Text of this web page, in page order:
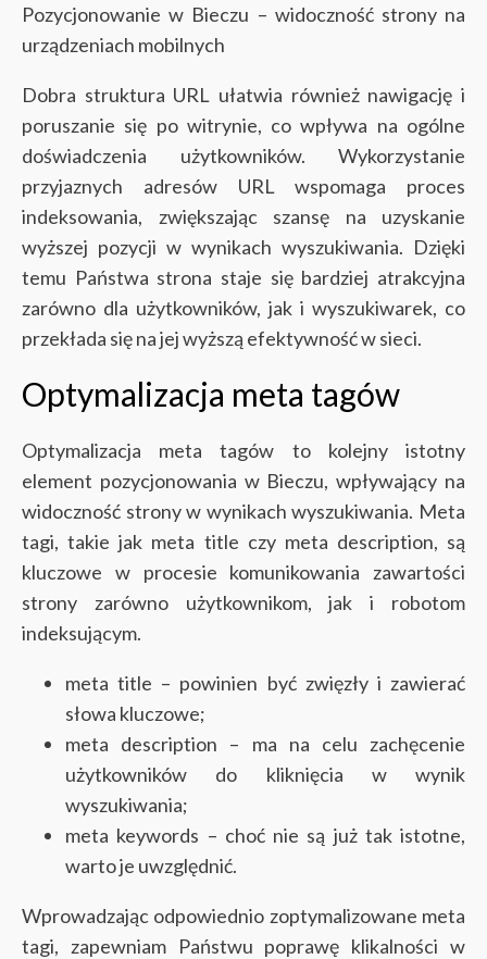
Pozycjonowanie w Bieczu – widoczność strony na
urządzeniach mobilnych
Dobra struktura URL ułatwia również nawigację i
poruszanie się po witrynie, co wpływa na ogólne
doświadczenia użytkowników. Wykorzystanie
przyjaznych adresów URL wspomaga proces
indeksowania, zwiększając szansę na uzyskanie
wyższej pozycji w wynikach wyszukiwania. Dzięki
temu Państwa strona staje się bardziej atrakcyjna
zarówno dla użytkowników, jak i wyszukiwarek, co
przekłada się na jej wyższą efektywność w sieci.
Optymalizacja meta tagów
Optymalizacja meta tagów to kolejny istotny
element pozycjonowania w Bieczu, wpływający na
widoczność strony w wynikach wyszukiwania. Meta
tagi, takie jak meta title czy meta description, są
kluczowe w procesie komunikowania zawartości
strony zarówno użytkownikom, jak i robotom
indeksującym.
meta title – powinien być zwięzły i zawierać
słowa kluczowe;
meta description – ma na celu zachęcenie
użytkowników do kliknięcia w wynik
wyszukiwania;
meta keywords – choć nie są już tak istotne,
warto je uwzględnić.
Wprowadzając odpowiednio zoptymalizowane meta
tagi, zapewniam Państwu poprawę klikalności w